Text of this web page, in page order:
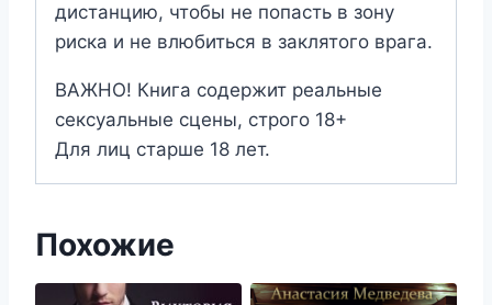
дистанцию, чтобы не попасть в зону
риска и не влюбиться в заклятого врага.
ВАЖНО! Книга содержит реальные
сексуальные сцены, строго 18+
Для лиц старше 18 лет.
Похожие